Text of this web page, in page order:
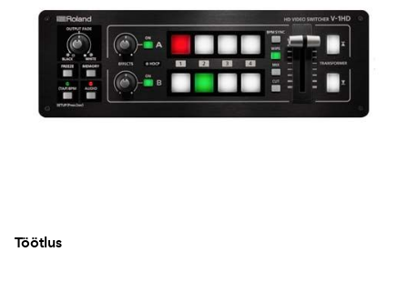
Töötlus